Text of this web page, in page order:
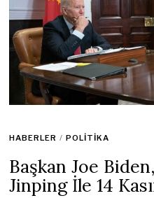
HABERLER / POLITIKA
Başkan Joe
Jinpingİle 14